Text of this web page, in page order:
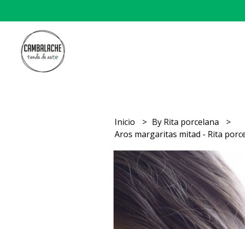
Inicio
By Rita porcelana
Aros margaritas mitad - Rita